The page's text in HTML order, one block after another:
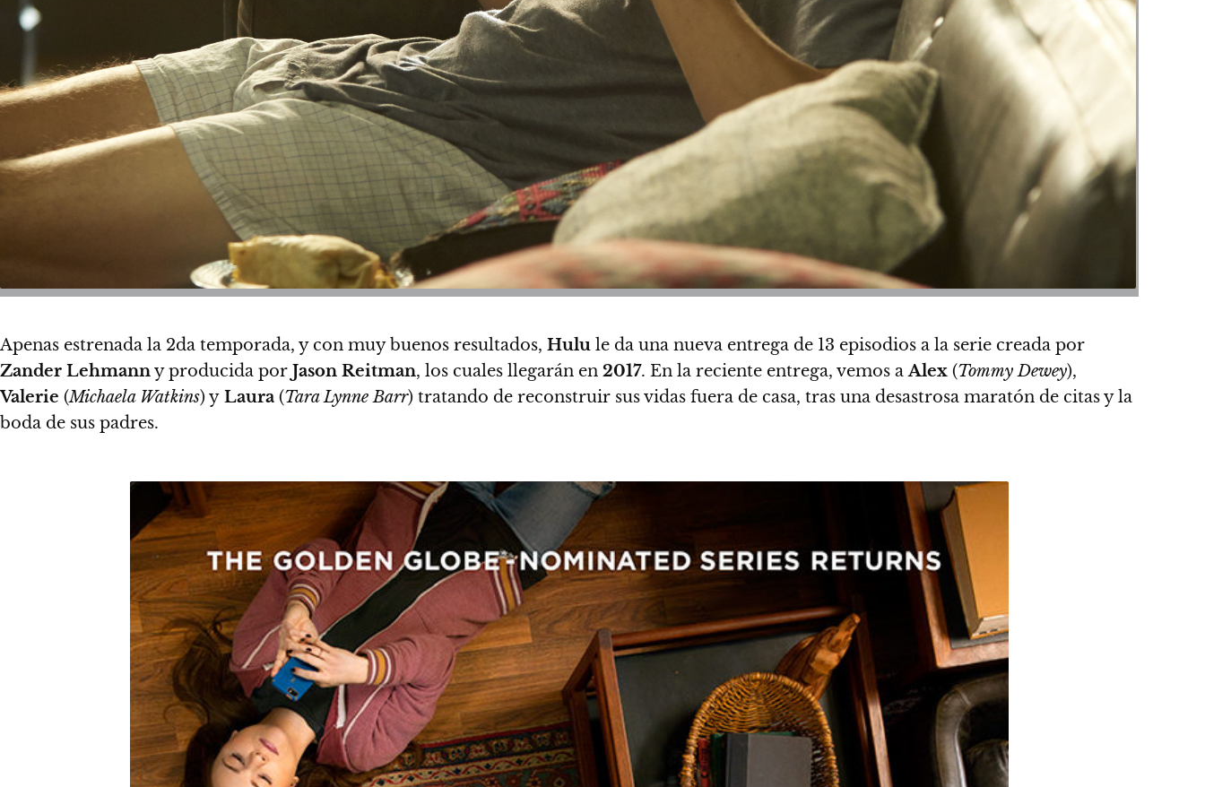
Apenas estrenada la 2da temporada, y con muy buenos resultados, Hulu le da una nueva entrega de 13 episodios a la serie creada por
Zander Lehmanny producida por Jason Reitman, los cuales llegarán en 2017. En la reciente entrega, vemos aAlex (Tommy Dewey),
Valerie (Michaela Watkins) y Laura (Tara Lynne Barr) tratando de reconstruir sus vidas fuera de casa, tras una desastrosa maratón de citas y la
boda de sus padres.